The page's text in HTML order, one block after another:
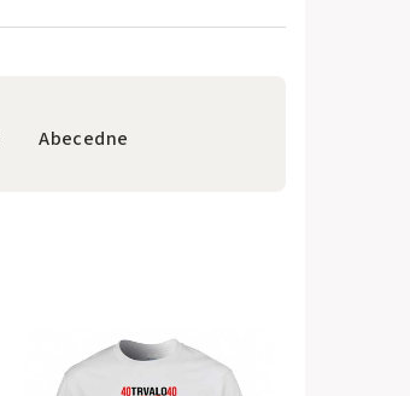
Abecedne